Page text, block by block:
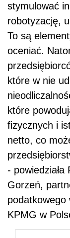
stymulować
robotyzację,
To są
oceniać.
które w nie
które
fizycznych i
netto, co
-
Gorzeń,
podatkowego
KPMG w